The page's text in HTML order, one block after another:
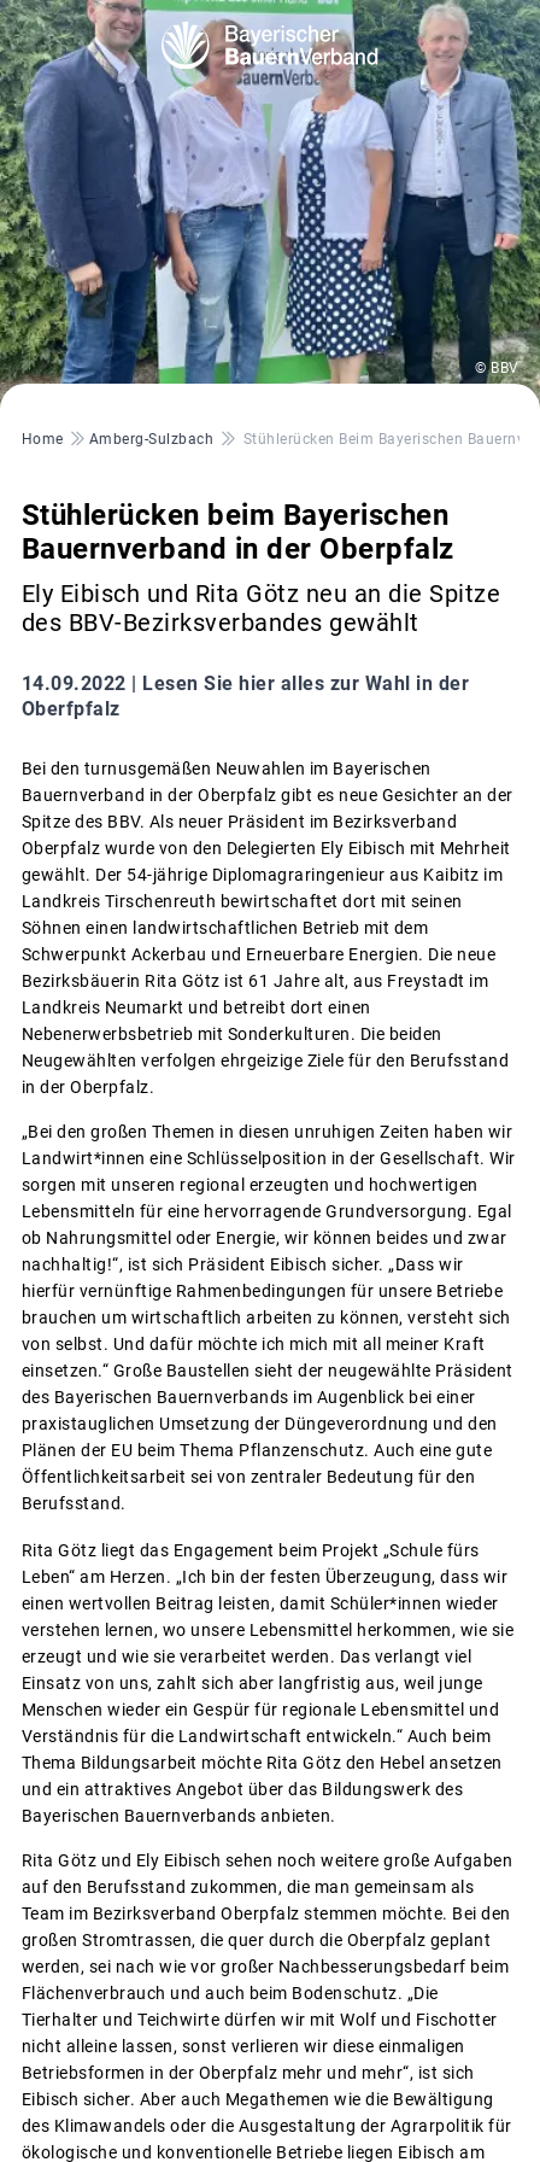
© BBV
Pfadnavigation
Home Amberg-Sulzbach Stühlerücken Beim Bayerischen
Stühlerücken beim Bayerischen
Bauernverband in der Oberpfalz
Ely Eibisch und Rita Götz neu an die Spitze
des BBV-Bezirksverbandes gewählt
14.09.2022 | Lesen Sie hier alles zur Wahl in der
Oberfpfalz
Bei den turnusgemäßen Neuwahlen im Bayerischen
Bauernverband in der Oberpfalz gibt es neue Gesichter an der
Spitze des BBV. Als neuer Präsident im Bezirksverband
Oberpfalz wurde von den Delegierten Ely Eibisch mit Mehrheit
gewählt. Der 54-jährige Diplomagraringenieur aus Kaibitz im
Landkreis Tirschenreuth bewirtschaftet dort mit seinen
Söhnen einen landwirtschaftlichen Betrieb mit dem
Schwerpunkt Ackerbau und Erneuerbare Energien. Die neue
Bezirksbäuerin Rita Götz ist 61 Jahre alt, aus Freystadt im
Landkreis Neumarkt und betreibt dort einen
Nebenerwerbsbetrieb mit Sonderkulturen. Die beiden
Neugewählten verfolgen ehrgeizige Ziele für den Berufsstand
in der Oberpfalz.
„Bei den großen Themen in diesen unruhigen Zeiten haben wir
Landwirt*innen eine Schlüsselposition in der Gesellschaft. Wir
sorgen mit unseren regional erzeugten und hochwertigen
Lebensmitteln für eine hervorragende Grundversorgung. Egal
ob Nahrungsmittel oder Energie, wir können beides und zwar
nachhaltig!“, ist sich Präsident Eibisch sicher. „Dass wir
hierfür vernünftige Rahmenbedingungen für unsere Betriebe
brauchen um wirtschaftlich arbeiten zu können, versteht sich
von selbst. Und dafür möchte ich mich mit all meiner Kraft
einsetzen.“ Große Baustellen sieht der neugewählte Präsident
des Bayerischen Bauernverbands im Augenblick bei einer
praxistauglichen Umsetzung der Düngeverordnung und den
Plänen der EU beim Thema Pflanzenschutz. Auch eine gute
Öffentlichkeitsarbeit sei von zentraler Bedeutung für den
Berufsstand.
Rita Götz liegt das Engagement beim Projekt „Schule fürs
Leben“ am Herzen. „Ich bin der festen Überzeugung, dass wir
einen wertvollen Beitrag leisten, damit Schüler*innen wieder
verstehen lernen, wo unsere Lebensmittel herkommen, wie sie
erzeugt und wie sie verarbeitet werden. Das verlangt viel
Einsatz von uns, zahlt sich aber langfristig aus, weil junge
Menschen wieder ein Gespür für regionale Lebensmittel und
Verständnis für die Landwirtschaft entwickeln.“ Auch beim
Thema Bildungsarbeit möchte Rita Götz den Hebel ansetzen
und ein attraktives Angebot über das Bildungswerk des
Bayerischen Bauernverbands anbieten.
Rita Götz und Ely Eibisch sehen noch weitere große Aufgaben
auf den Berufsstand zukommen, die man gemeinsam als
Team im Bezirksverband Oberpfalz stemmen möchte. Bei den
großen Stromtrassen, die quer durch die Oberpfalz geplant
werden, sei nach wie vor großer Nachbesserungsbedarf beim
Flächenverbrauch und auch beim Bodenschutz. „Die
Tierhalter und Teichwirte dürfen wir mit Wolf und Fischotter
nicht alleine lassen, sonst verlieren wir diese einmaligen
Betriebsformen in der Oberpfalz mehr und mehr“, ist sich
Eibisch sicher. Aber auch Megathemen wie die Bewältigung
des Klimawandels oder die Ausgestaltung der Agrarpolitik für
ökologische und konventionelle Betriebe liegen Eibisch am